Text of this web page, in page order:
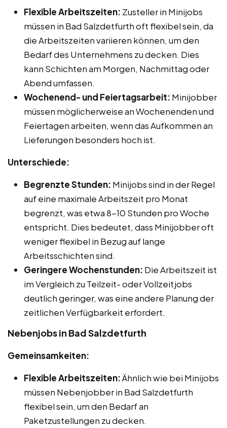
Flexible Arbeitszeiten: Zusteller in Minijobs
müssen in Bad Salzdetfurth oft flexibel sein, da
die Arbeitszeiten variieren können, um den
Bedarf des Unternehmens zu decken. Dies
kann Schichten am Morgen, Nachmittag oder
Abend umfassen.
Wochenend- und Feiertagsarbeit: Minijobber
müssen möglicherweise an Wochenenden und
Feiertagen arbeiten, wenn das Aufkommen an
Lieferungen besonders hoch ist.
Unterschiede:
Begrenzte Stunden: Minijobs sind in der Regel
auf eine maximale Arbeitszeit pro Monat
begrenzt, was etwa 8-10 Stunden pro Woche
entspricht. Dies bedeutet, dass Minijobber oft
weniger flexibel in Bezug auf lange
Arbeitsschichten sind.
Geringere Wochenstunden: Die Arbeitszeit ist
im Vergleich zu Teilzeit- oder Vollzeitjobs
deutlich geringer, was eine andere Planung der
zeitlichen Verfügbarkeit erfordert.
Nebenjobs in Bad Salzdetfurth
Gemeinsamkeiten:
Flexible Arbeitszeiten:Ähnlich wie bei Minijobs
müssen Nebenjobber in Bad Salzdetfurth
flexibel sein, um den Bedarf an
Paketzustellungen zu decken.